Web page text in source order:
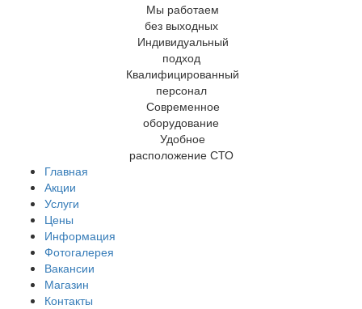
Мы работаем
без выходных
Индивидуальный
подход
Квалифицированный
персонал
Современное
оборудование
Удобное
расположение СТО
Главная
Акции
Услуги
Цены
Информация
Фотогалерея
Вакансии
Магазин
Контакты